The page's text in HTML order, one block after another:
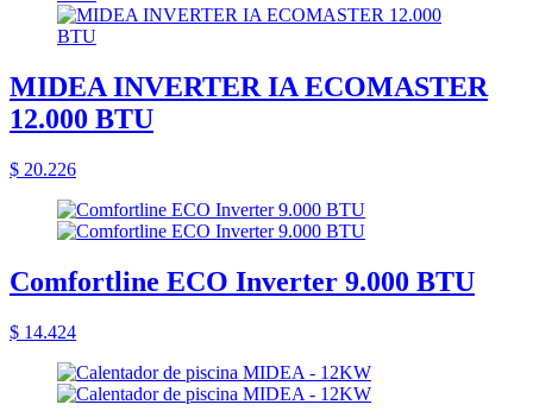
MIDEA INVERTER IA ECOMASTER
12.000 BTU
$ 20.226
Comfortline ECO Inverter 9.000 BTU
$ 14.424